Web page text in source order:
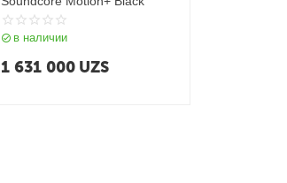
в наличии
1 631 000 UZS